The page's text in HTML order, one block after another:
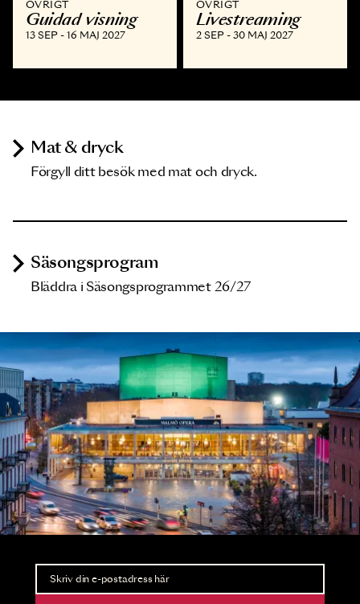
ÖVRIGT
Guidad visning
13 SEP - 16 MAJ 2027
ÖVRIGT
Livestreaming
2 SEP - 30 MAJ 2027
Mat & dryck
Förgyll ditt besök med mat och dryck.
Säsongsprogram
Bläddra i Säsongsprogrammet 26/27
Nyhetsbrev
Ta del av förhandsinformation och biljettsläpp.